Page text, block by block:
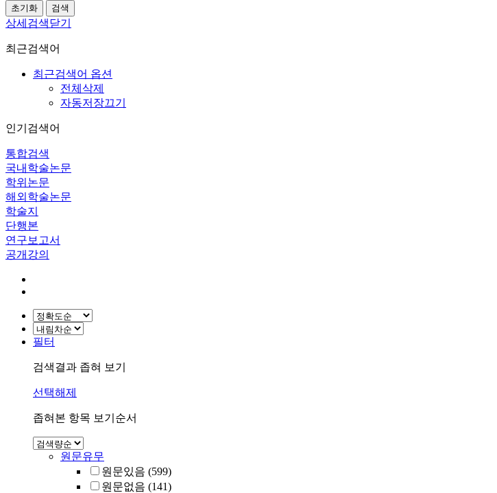
상세검색닫기
최근검색어
최근검색어 옵션
전체삭제
자동저장끄기
인기검색어
통합검색
국내학술논문
학위논문
해외학술논문
학술지
단행본
연구보고서
공개강의
필터
검색결과 좁혀 보기
선택해제
좁혀본 항목 보기순서
원문유무
원문있음 (599)
원문없음 (141)